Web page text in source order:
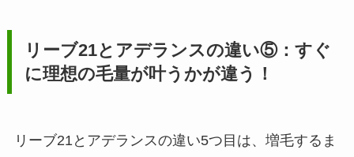
リーブ21とアデランスの違い⑤：すぐ
に理想の毛量が叶うかが違う！
リーブ21とアデランスの違い5つ目は、増毛するま